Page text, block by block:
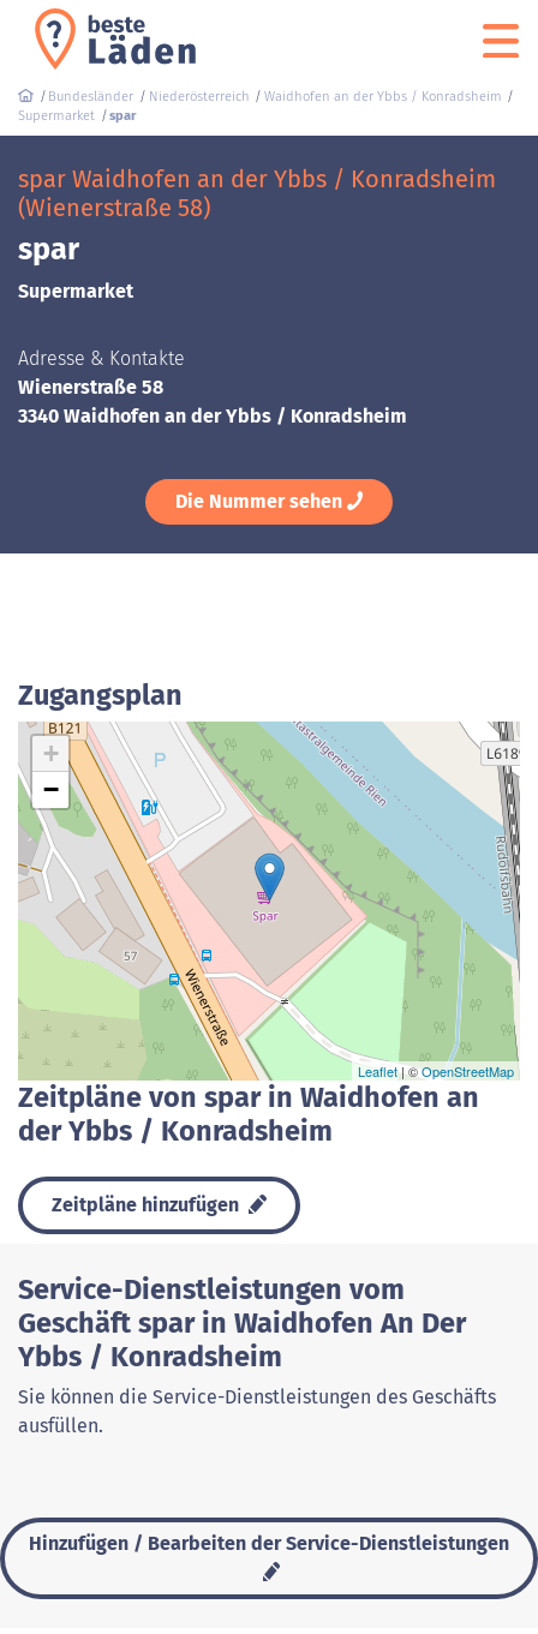
Bundesländer Niederösterreich
Waidhofen an der Ybbs / Konradsheim
Supermarket
spar
spar Waidhofen an der Ybbs / Konradsheim
(Wienerstraße 58)
spar
Supermarket
Adresse & Kontakte
Wienerstraße 58
3340 Waidhofen an der Ybbs / Konradsheim
Die Nummer sehen
Zugangsplan
+
−
Leaflet| ©OpenStreetMap
Zeitpläne von spar in Waidhofen an
der Ybbs / Konradsheim
Zeitpläne hinzufügen
Service-Dienstleistungen vom
Geschäft spar in Waidhofen An Der
Ybbs / Konradsheim
Sie können die Service-Dienstleistungen des Geschäfts
ausfüllen.
Hinzufügen / Bearbeiten der Service-Dienstleistungen